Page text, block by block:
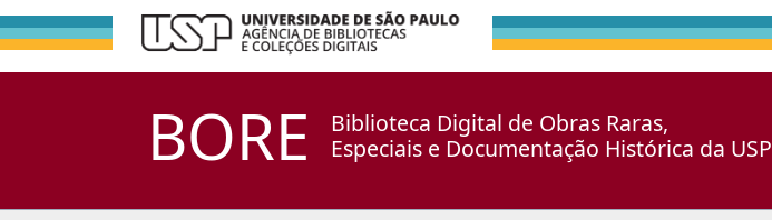
BORE
Biblioteca Digital de Obras Raras,
Especiais e Documentação Histórica da USP